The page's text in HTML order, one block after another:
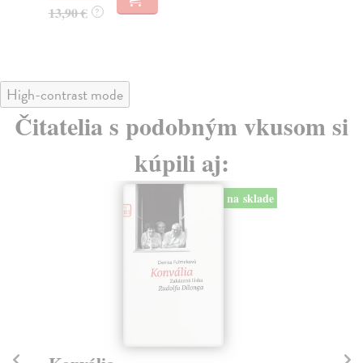
High-contrast mode
Čitatelia s podobným vkusom si
kúpili aj: